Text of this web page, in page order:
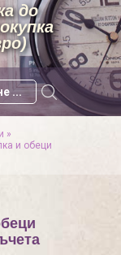
до
»
и обеци